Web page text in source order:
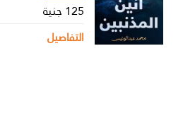
125 جنية
التفاصيل